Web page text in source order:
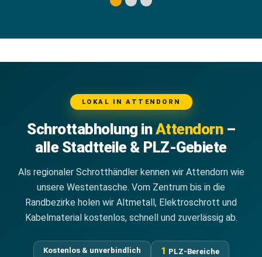
LOKAL IN ATTENDORN
Schrottabholung inAttendorn–
alle Stadtteile & PLZ-Gebiete
Als regionaler Schrotthändler kennen wir Attendorn wie
unsere Westentasche. Vom Zentrum bis in die
Randbezirke holen wir Altmetall, Elektroschrott und
Kabelmaterial kostenlos, schnell und zuverlässig ab.
Kostenlos & unverbindlich 1 PLZ-Bereiche